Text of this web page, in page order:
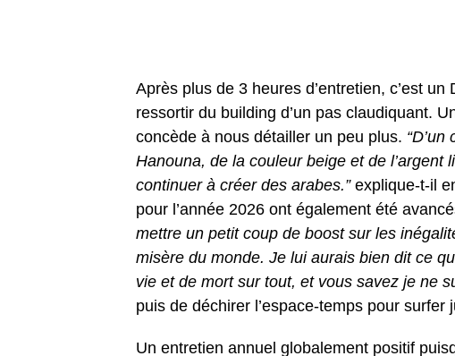
Après plus de 3 heures d’entretien, c’est
ressortir du building d’un pas claudiquant.
concède à nous détailler un peu plus.
Hanouna, de la couleur beige et de l’argent
continuer à créer des arabes.”explique-t-il
pour l’année 2026 ont également été
mettre un petit coup de boost sur les
misère du monde. Je lui aurais bien dit ce
vie et de mort sur tout, et vous savez je ne
puis de déchirer l’espace-temps pour surfer
Un entretien annuel globalement positif